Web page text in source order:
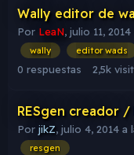
Wally editor de
Por LeaN, julio 11,
wally editor wads
0 respuestas 2,5k
RESgen creador
Por jikZ, julio 4, 2014 a
resgen